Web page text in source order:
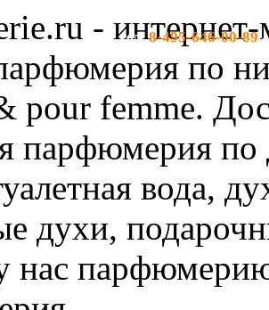
тел:8-495-646-00-89-